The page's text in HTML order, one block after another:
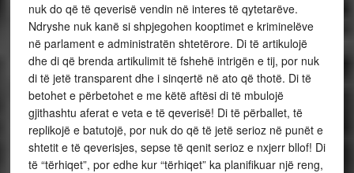
nuk do që të qeverisë vendin në interes të qytetarëve.
Ndryshe nuk kanë si shpjegohen kooptimet e kriminelëve
në parlament e administratën shtetërore. Di të artikulojë
dhe di që brenda artikulimit të fshehë intrigën e tij, por nuk
di të jetë transparent dhe i sinqertë në ato që thotë. Di të
betohet e përbetohet e me këtë aftësi di të mbulojë
gjithashtu aferat e veta e të qeverisë! Di të përballet, të
replikojë e batutojë, por nuk do që të jetë serioz në punët e
shtetit e të qeverisjes, sepse të qenit serioz e nxjerr bllof! Di
të “tërhiqet”, por edhe kur “tërhiqet” ka planifikuar një reng,